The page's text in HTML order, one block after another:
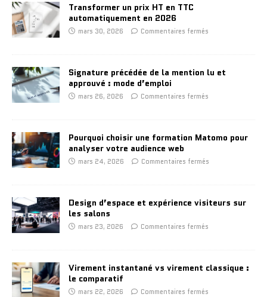
Transformer un prix HT en TTC
automatiquement en 2026
mars 30, 2026 Commentaires fermés
Signature précédée de la mention lu et
approuvé : mode d’emploi
mars 26, 2026 Commentaires fermés
Pourquoi choisir une formation Matomo pour
analyser votre audience web
mars 24, 2026 Commentaires fermés
Design d’espace et expérience visiteurs sur
les salons
mars 23, 2026 Commentaires fermés
Virement instantané vs virement classique :
le comparatif
mars 22, 2026 Commentaires fermés